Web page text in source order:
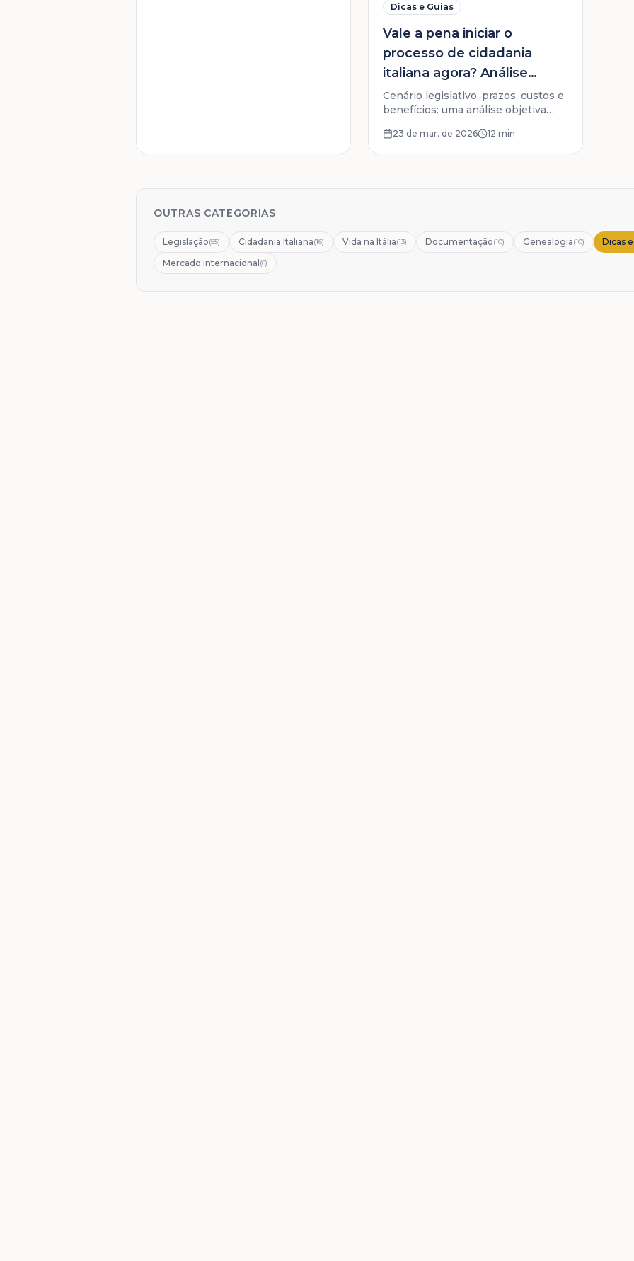
Dicas e Guias
Vale a pena iniciar o
processo de cidadania
italiana agora? Análise
completa
Cenário legislativo, prazos, custos e
benefícios: uma análise objetiva
o momento certo para buscar a
cidadania italiana.
23 de mar. de 2026 12 min
OUTRAS CATEGORIAS
Legislação(55) Cidadania Italiana(16) Vida na Itália(13) Documentação(10) Genealogia(10) Dicas
Mercado Internacional(6)